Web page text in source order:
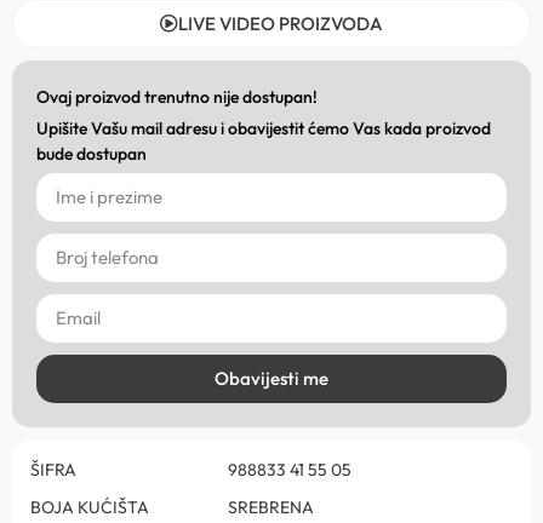
LIVE VIDEO PROIZVODA
Ovaj proizvod trenutno nije dostupan!
Upišite Vašu mail adresu i obavijestit ćemo Vas kada proizvod
bude dostupan
Obavijesti me
ŠIFRA
988833 41 55 05
BOJA KUĆIŠTA
SREBRENA